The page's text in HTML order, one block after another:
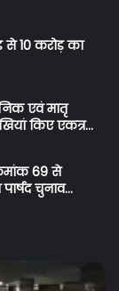
से 10 करोड़ का
एवं मातृ
किए एकत्र…
69 से
चुनाव…